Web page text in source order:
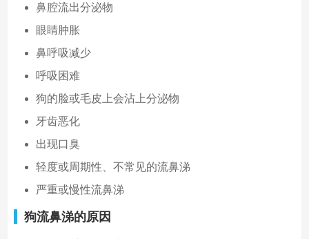
鼻腔流出分泌物
眼睛肿胀
鼻呼吸减少
呼吸困难
狗的脸或毛皮上会沾上分泌物
牙齿恶化
出现口臭
轻度或周期性、不常见的流鼻涕
严重或慢性流鼻涕
狗流鼻涕的原因